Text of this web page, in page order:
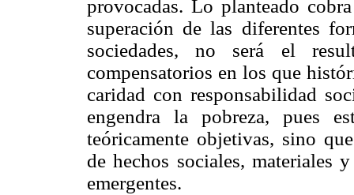
provocadas. Lo planteado
superación de las diferentes
sociedades, no será el
compensatorios en los que
caridad con responsabilidad
engendra la pobreza, pues
teóricamente objetivas, sino
de hechos sociales, materiales
emergentes.